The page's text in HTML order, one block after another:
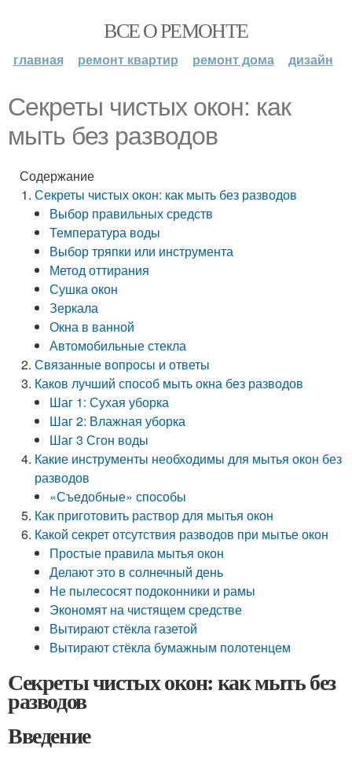
ВСЕ О РЕМОНТЕ
главная ремонт квартир ремонт дома дизайн
Секреты чистых окон: как
мыть без разводов
Содержание
Секреты чистых окон: как мыть без разводов
Выбор правильных средств
Температура воды
Выбор тряпки или инструмента
Метод оттирания
Сушка окон
Зеркала
Окна в ванной
Автомобильные стекла
Связанные вопросы и ответы
Каков лучший способ мыть окна без разводов
Шаг 1: Сухая уборка
Шаг 2: Влажная уборка
Шаг 3 Сгон воды
Какие инструменты необходимы для мытья окон без
разводов
«Съедобные» способы
Как приготовить раствор для мытья окон
Какой секрет отсутствия разводов при мытье окон
Простые правила мытья окон
Делают это в солнечный день
Не пылесосят подоконники и рамы
Экономят на чистящем средстве
Вытирают стёкла газетой
Вытирают стёкла бумажным полотенцем
Секреты чистых окон: как мыть без
разводов
Введение